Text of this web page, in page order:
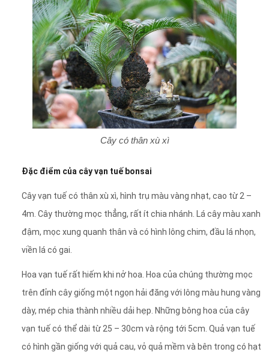
Cây có thân xù xì
Đặc điểm của cây vạn tuế bonsai
Cây vạn tuế có thân xù xì, hình trụ màu vàng nhạt, cao từ 2 –
4m. Cây thường mọc thẳng, rất ít chia nhánh. Lá cây màu xanh
đậm, mọc xung quanh thân và có hình lông chim, đầu lá nhọn,
viền lá có gai.
Hoa vạn tuế rất hiếm khi nở hoa. Hoa của chúng thường mọc
trên đỉnh cây giống một ngọn hải đăng với lông màu hung vàng
dày, mép chia thành nhiều dải hẹp. Những bông hoa của cây
vạn tuế có thể dài từ 25 – 30cm và rộng tới 5cm. Quả vạn tuế
có hình gần giống với quả cau, vỏ quả mềm và bên trong có hạt